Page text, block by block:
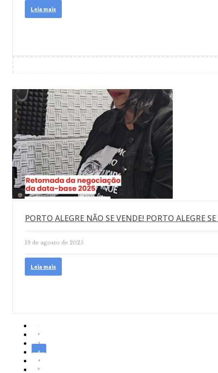
Leia mais
PORTO ALEGRE NÃO SE VENDE! PORTO ALEGRE
19 de agosto de 2025
Leia mais
‹
1
2
3
4
5